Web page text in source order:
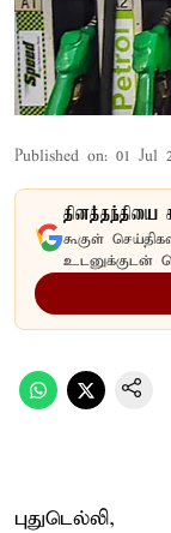
Published on: 01 Jul
தினத்தந்தியை
கூகுள்
உடனுக்குடன்
புதுடெல்லி,